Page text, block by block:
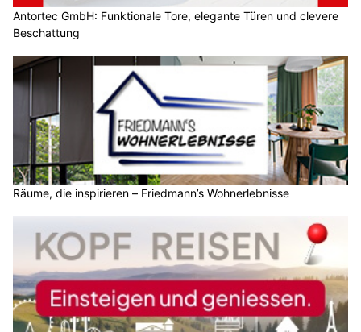
Antortec GmbH: Funktionale Tore, elegante Türen und clevere
Beschattung
Räume, die inspirieren – Friedmann’s Wohnerlebnisse